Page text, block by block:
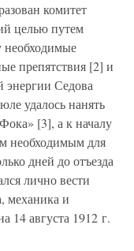
комитет
целью путем
необходимые
препятствия [2] и
энергии Седова
удалось нанять
[3], а к началу
необходимым для
дней до отъезда
лично вести
механика и
14 августа 1912 г.